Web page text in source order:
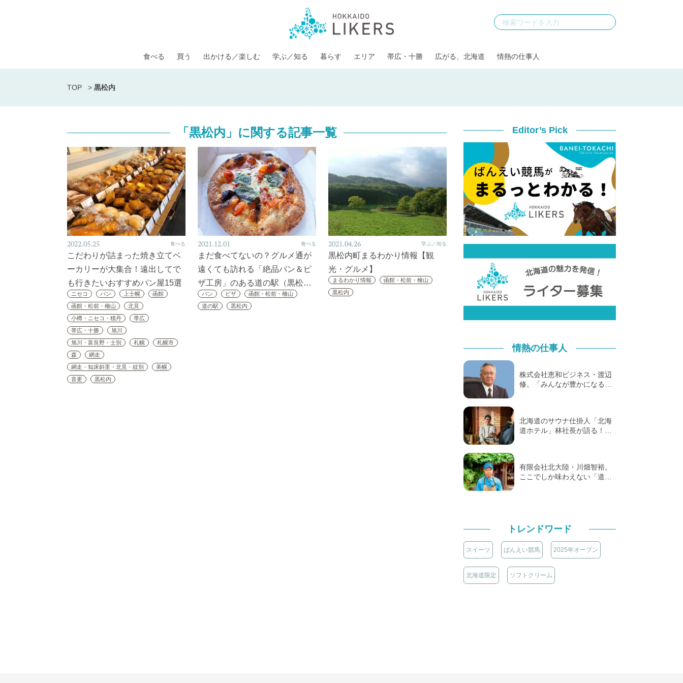
食べる 買う 出かける／楽しむ 学ぶ／知る 暮らす エリア 帯広・十勝 広がる、北海道 情熱の仕事人
TOP > 黒松内
「黒松内」に関する記事一覧
2022.05.25 食べる
こだわりが詰まった焼き立てベ
ーカリーが大集合！遠出してで
も行きたいおすすめパン屋15選
ニセコ パン 上士幌
函館
函館・松前・檜山
北見
小樽・ニセコ・積丹
帯広
帯広・十勝
旭川
旭川・富良野・士別
札幌
札幌市
森
網走
網走・知床斜里・北見・紋別
美幌
音更
黒松内
2021.12.01 食べる
まだ食べてないの？グルメ通が
遠くても訪れる「絶品パン＆ピ
ザ工房」のある道の駅（黒松…
パン ピザ
函館・松前・檜山
道の駅
黒松内
2021.04.26 学ぶ／知る
黒松内町まるわかり情報【観
光・グルメ】
まるわかり情報
函館・松前・檜山
黒松内
Editor’s Pick
情熱の仕事人
株式会社恵和ビジネス・渡辺
修。「みんなが豊かになる…
北海道のサウナ仕掛人「北海
道ホテル」林社長が語る！…
有限会社北大陸・川畑智裕。
ここでしか味わえない「道…
トレンドワード
スイーツ ばんえい競馬 2025年オープン
北海道限定 ソフトクリーム